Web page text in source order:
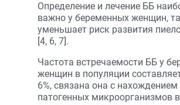
Определение и лечение ББ
важно у беременных женщин,
уменьшает риск развития
[4, 6, 7].
Частота встречаемости ББ у
женщин в популяции
6%, связана она с нахождением
патогенных микроорганизмов